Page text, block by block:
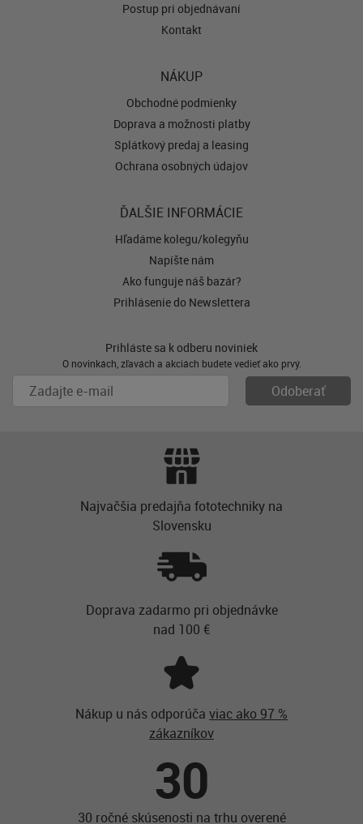
Postup pri objednávaní
Kontakt
NÁKUP
Obchodné podmienky
Doprava a možnosti platby
Splátkový predaj a leasing
Ochrana osobných údajov
ĎALŠIE INFORMÁCIE
Hľadáme kolegu/kolegyňu
Napíšte nám
Ako funguje náš bazár?
Prihlásenie do Newslettera
Prihláste sa k odberu noviniek
O novinkách, zľavách a akciách budete vedieť ako prvý.
Najvačšia predajňa fototechniky na
Slovensku
Doprava zadarmo pri objednávke
nad 100 €
Nákup u nás odporúča viac ako 97 %
zákazníkov
30
30 ročné skúsenosti na trhu overené